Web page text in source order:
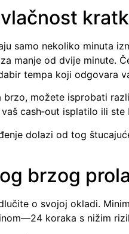
samo nekoliko minuta
manje od dvije minute.
tempa koji odgovara
brzo, možete isprobati
cash‑out isplatilo ili
dolazi od tog
brzog
o svojoj okladi.
koraka s nižim